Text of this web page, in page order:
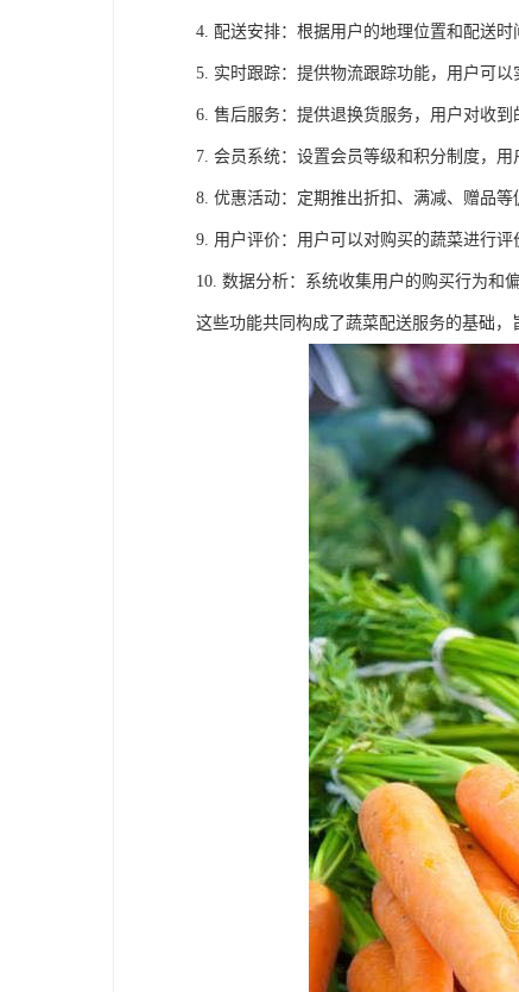
4. 配送安排：根据用户的地理位置和配送
5. 实时跟踪：提供物流跟踪功能，用户可
6. 售后服务：提供退换货服务，用户对收
7. 会员系统：设置会员等级和积分制度，
8. 优惠活动：定期推出折扣、满减、赠品等
9. 用户评价：用户可以对购买的蔬菜进行
10. 数据分析：系统收集用户的购买行为和
这些功能共同构成了蔬菜配送服务的基础，